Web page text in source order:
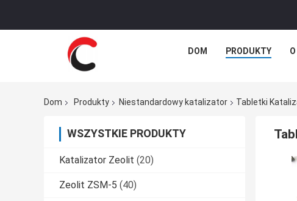
DOM PRODUKTY
Dom Produkty Niestandardowy katalizator Tabletki
WSZYSTKIE PRODUKTY
Katalizator Zeolit (20)
Zeolit ​​ZSM-5 (40)